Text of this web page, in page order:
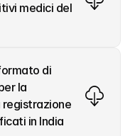
medici del
di
la
registrazione
in India